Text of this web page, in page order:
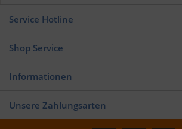
Service Hotline
Shop Service
Informationen
Unsere Zahlungsarten